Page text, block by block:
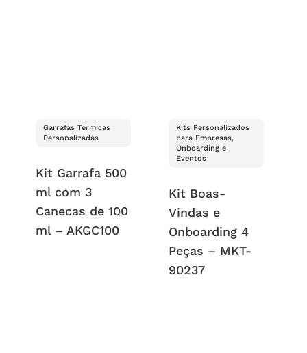
Garrafas Térmicas
Personalizadas
Kit Garrafa 500
ml com 3
Canecas de 100
ml – AKGC100
Kits Personalizados
para Empresas,
Onboarding e
Eventos
Kit Boas-
Vindas e
Onboarding 4
Peças – MKT-
90237